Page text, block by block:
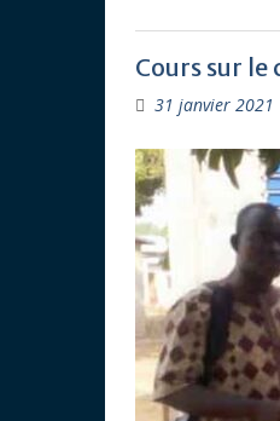
Cours sur
31 janvier 2021